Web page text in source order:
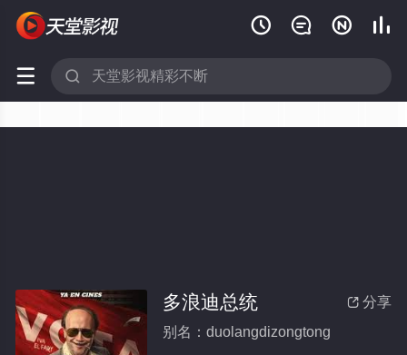
   
 
 分享
多浪迪总统
别名：duolangdizongtong